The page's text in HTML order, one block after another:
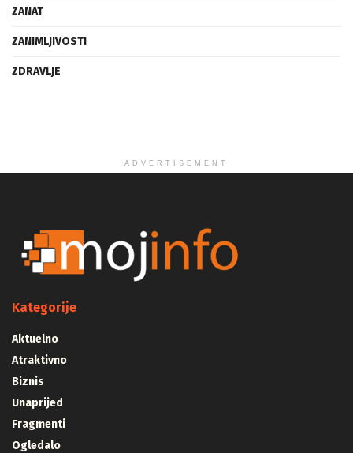
ZANAT
ZANIMLJIVOSTI
ZDRAVLJE
ADVERTISEMENT
Kategorije
Aktuelno
Atraktivno
Biznis
Unaprijed
Fragmenti
Ogledalo